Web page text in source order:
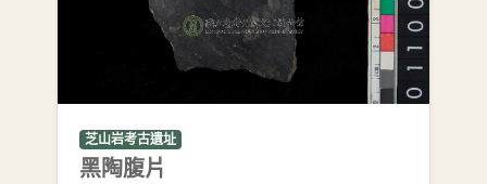
芝山岩考古遺址
黑陶腹片